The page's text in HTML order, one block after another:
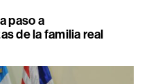
paso a
de la familia real